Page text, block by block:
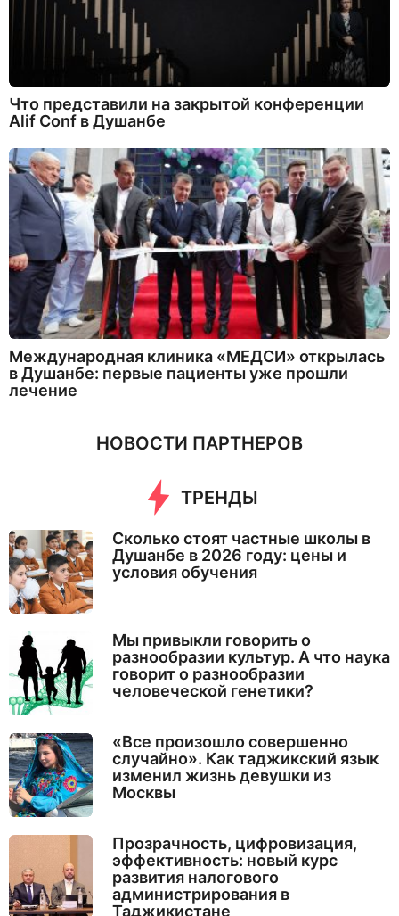
Что представили на закрытой конференции
Alif Conf в Душанбе
Международная клиника «МЕДСИ» открылась
в Душанбе: первые пациенты уже прошли
лечение
НОВОСТИ ПАРТНЕРОВ
ТРЕНДЫ
Сколько стоят частные школы в
Душанбе в 2026 году: цены и
условия обучения
Мы привыкли говорить о
разнообразии культур. А что наука
говорит о разнообразии
человеческой генетики?
«Все произошло совершенно
случайно». Как таджикский язык
изменил жизнь девушки из
Москвы
Прозрачность, цифровизация,
эффективность: новый курс
развития налогового
администрирования в
Таджикистане